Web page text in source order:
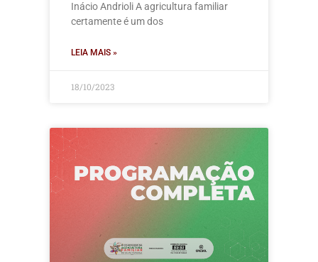
Inácio Andrioli A agricultura familiar
certamente é um dos
LEIA MAIS »
18/10/2023